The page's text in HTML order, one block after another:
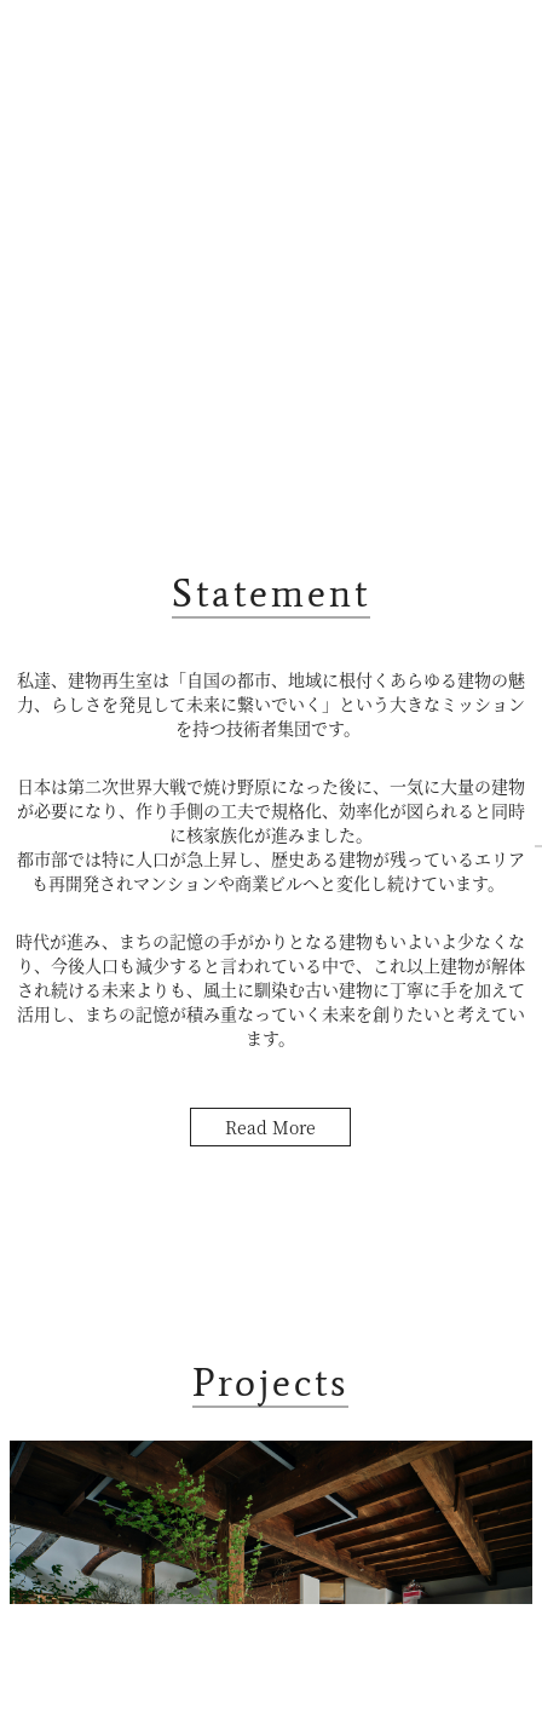
Statement
私達、建物再生室は「自国の都市、 地域に根付くあらゆる建物の魅
力、らしさを発見して未来に繋いでいく」という大きなミッション
を持つ技術者集団です。
日本は第二次世界大戦で焼け野原になった後に、一気に大量の建物
が必要になり、 作り手側の工夫で規格化、効率化が図られると同時
に核家族化が進みました。
都市部では特に人口が急上昇し、歴史ある建物が残っているエリア
も再開発されマンションや商業ビルへと変化し続けています。
時代が進み、まちの記憶の手がかりとなる建物もいよいよ少なくな
り、 今後人口も減少すると言われている中で、これ以上建物が解体
され続ける未来よりも、 風土に馴染む古い建物に丁寧に手を加えて
活用し、 まちの記憶が積み重なっていく未来を創りたいと考えてい
ます。
Read More
Projects